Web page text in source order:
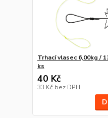
Trhací vlasec 6,00kg /
ks
40 Kč
33 Kč bez DPH